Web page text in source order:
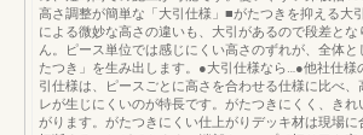
高さ調整が簡単な「大引仕様」■がたつきを抑える大
による微妙な高さの違いも、大引があるので段差とな
ん。ピース単位では感じにくい高さのずれが、全体と
たつき」を生み出します。●大引仕様なら…●他社仕様
引仕様は、ピースごとに高さを合わせる仕様に比べ、
レが生じにくいのが特長です。がたつきにくく、きれ
がります。がたつきにくい仕上がりデッキ材は現場に